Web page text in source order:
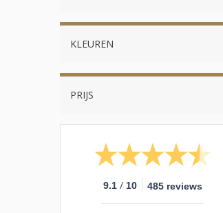
KLEUREN
PRIJS
9.1 / 10 485 reviews